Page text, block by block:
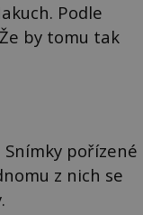
Podle
by tomu tak
pořízené
z nich se